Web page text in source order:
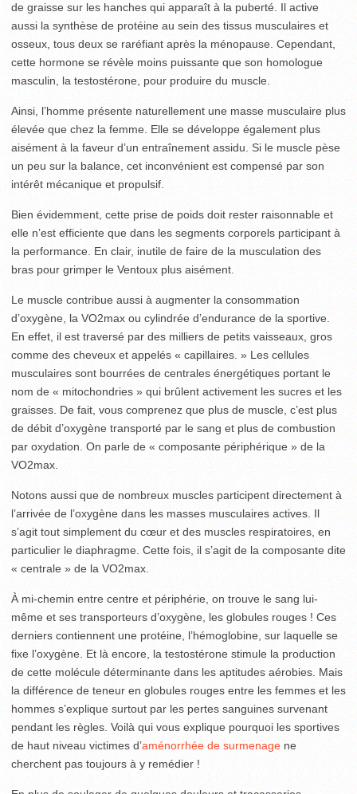
de graisse sur les hanches qui apparaît à la puberté. Il active
aussi la synthèse de protéine au sein des tissus musculaires et
osseux, tous deux se raréfiant après la ménopause. Cependant,
cette hormone se révèle moins puissante que son homologue
masculin, la testostérone, pour produire du muscle.
Ainsi, l’homme présente naturellement une masse musculaire plus
élevée que chez la femme. Elle se développe également plus
aisément à la faveur d’un entraînement assidu. Si le muscle pèse
un peu sur la balance, cet inconvénient est compensé par son
intérêt mécanique et propulsif.
Bien évidemment, cette prise de poids doit rester raisonnable et
elle n’est efficiente que dans les segments corporels participant à
la performance. En clair, inutile de faire de la musculation des
bras pour grimper le Ventoux plus aisément.
Le muscle contribue aussi à augmenter la consommation
d’oxygène, la VO2max ou cylindrée d’endurance de la sportive.
En effet, il est traversé par des milliers de petits vaisseaux, gros
comme des cheveux et appelés « capillaires. » Les cellules
musculaires sont bourrées de centrales énergétiques portant le
nom de « mitochondries » qui brûlent activement les sucres et les
graisses. De fait, vous comprenez que plus de muscle, c’est plus
de débit d’oxygène transporté par le sang et plus de combustion
par oxydation. On parle de « composante périphérique » de la
VO2max.
Notons aussi que de nombreux muscles participent directement à
l’arrivée de l’oxygène dans les masses musculaires actives. Il
s’agit tout simplement du cœur et des muscles respiratoires, en
particulier le diaphragme. Cette fois, il s’agit de la composante dite
« centrale » de la VO2max.
À mi-chemin entre centre et périphérie, on trouve le sang lui-
même et ses transporteurs d’oxygène, les globules rouges ! Ces
derniers contiennent une protéine, l’hémoglobine, sur laquelle se
fixe l’oxygène. Et là encore, la testostérone stimule la production
de cette molécule déterminante dans les aptitudes aérobies. Mais
la différence de teneur en globules rouges entre les femmes et les
hommes s’explique surtout par les pertes sanguines survenant
pendant les règles. Voilà qui vous explique pourquoi les sportives
de haut niveau victimes d’aménorrhée de surmenage ne
cherchent pas toujours à y remédier !